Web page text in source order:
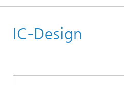
Komponenten und Systeme
IC-Design